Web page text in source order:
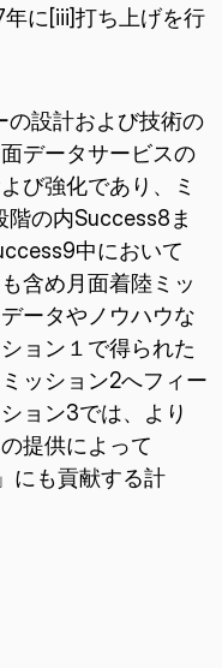
に[iii]打ち上げを行
の設計および技術の
データサービスの
び強化であり、ミ
階の内Success8ま
中において
含め月面着陸ミッ
ータやノウハウな
ョン１で得られた
ッション2へフィー
ョン3では、より
提供によって
にも貢献する計